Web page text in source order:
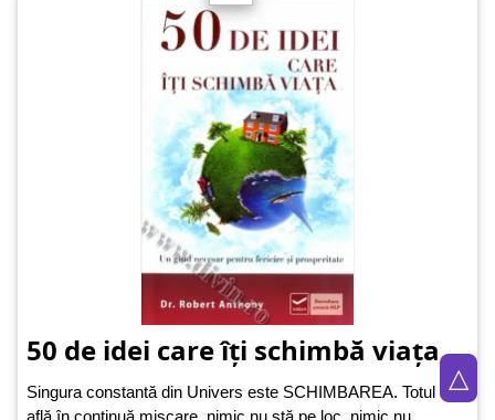
50 de idei care îți schimbă viața
Singura constantă din Univers este SCHIMBAREA. Totul se
află în continuă mișcare, nimic nu stă pe loc, nimic nu
△